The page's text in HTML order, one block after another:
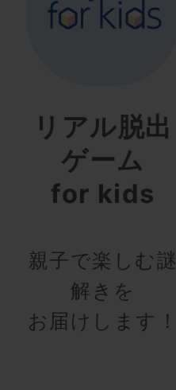
リアル脱出
ゲーム
for kids
親子で楽しむ謎
解きを
お届けします！